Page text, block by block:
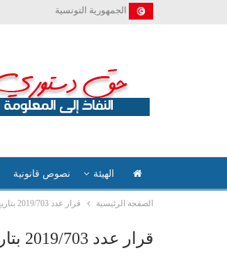
الجمهورية التونسية
الهيئة نصوص قانونية
الصفحة الرئيسية قرار عدد 2019/703 بتاريخ 2019/11/28
قرار عدد 2019/703 بتاريخ 2019/11/28